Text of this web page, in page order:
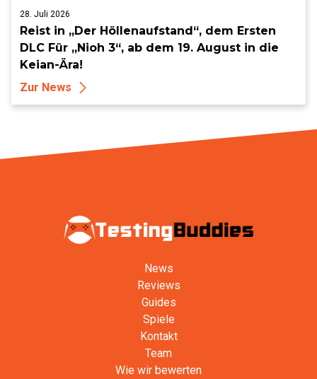
28. Juli 2026
Reist in „Der Höllenaufstand“, dem Ersten
DLC Für „Nioh 3“, ab dem 19. August in die
Keian-Ära!
Zur News
News
Reviews
Guides
Spiele
Kontakt
Team
Wie wir bewerten